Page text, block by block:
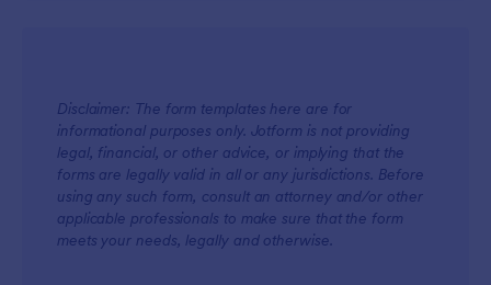
Disclaimer: The form templates here are for
informational purposes only. Jotform is not providing
legal, financial, or other advice, or implying that the
forms are legally valid in all or any jurisdictions. Before
using any such form, consult an attorney and/or other
applicable professionals to make sure that the form
meets your needs, legally and otherwise.